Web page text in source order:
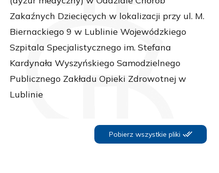
Zakaźnych Dziecięcych w lokalizacji przy ul. M.
Biernackiego 9 w Lublinie Wojewódzkiego
Szpitala Specjalistycznego im. Stefana
Kardynała Wyszyńskiego Samodzielnego
Publicznego Zakładu Opieki Zdrowotnej w
Lublinie
Pobierz wszystkie pliki